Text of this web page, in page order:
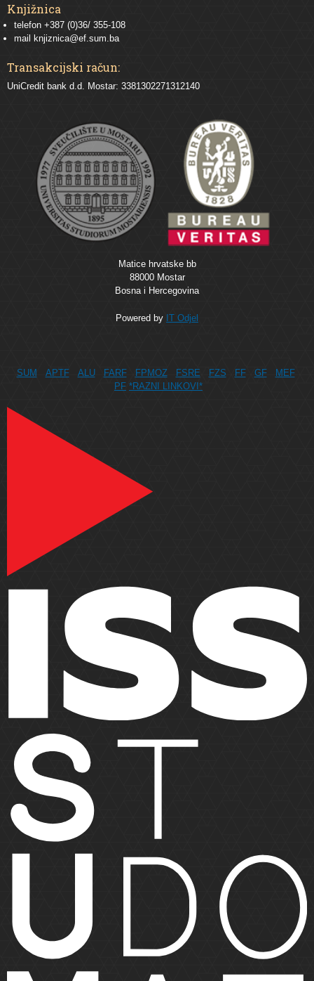
Knjižnica
telefon +387 (0)36/ 355-108
mail knjiznica@ef.sum.ba
Transakcijski račun:
UniCredit bank d.d. Mostar: 3381302271312140
Matice hrvatske bb
88000 Mostar
Bosna i Hercegovina
Powered by IT Odjel
SUM APTF ALU FARF FPMOZ FSRE FZS FF GF
MEF
PF *RAZNI LINKOVI*